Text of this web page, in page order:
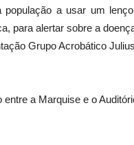
a usar um
para alertar sobre a
Grupo Acrobático Julius
a Marquise e o